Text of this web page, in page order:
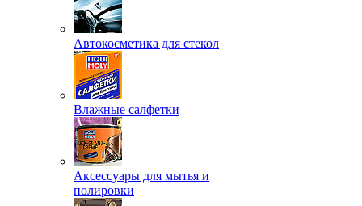
Автокосметика для стекол
Влажные салфетки
Аксессуары для мытья и
полировки